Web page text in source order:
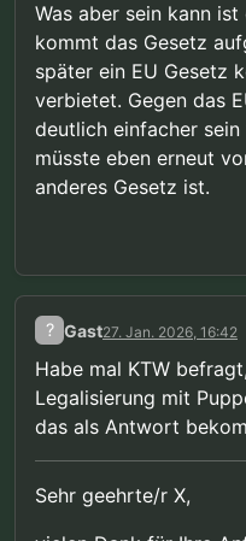
Was aber sein kann
kommt das Gesetz
später ein EU Gesetz
verbietet. Gegen das
deutlich einfacher sein
müsste eben erneut
anderes Gesetz ist.
? Gast27. Jan. 2026, 16:42
Habe mal KTW
Legalisierung mit
das als Antwort
Sehr geehrte/r X,